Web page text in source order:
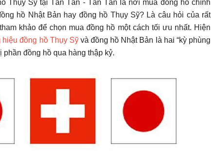
Thụy Sỹ tại Tân Tân - Tân Tân là nơi mua đồng hồ chính
hồ Nhật Bản hay đồng hồ Thụy Sỹ? Là câu hỏi của rất
khảo để chọn mua đồng hồ một cách tối ưu nhất. Hiện
đồng hồ Thụy Sỹvà đồng hồ Nhật Bản là hai “kỳ phùng
phần đồng hồ qua hàng thập kỷ.